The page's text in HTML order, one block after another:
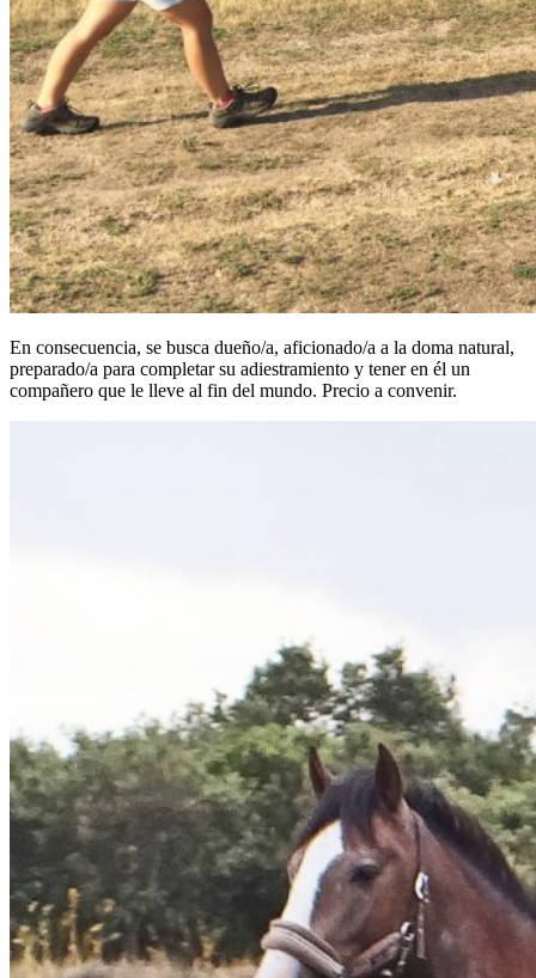
En consecuencia, se busca dueño/a, aficionado/a a la doma natural,
preparado/a para completar su adiestramiento y tener en él un
compañero que le lleve al fin del mundo. Precio a convenir.